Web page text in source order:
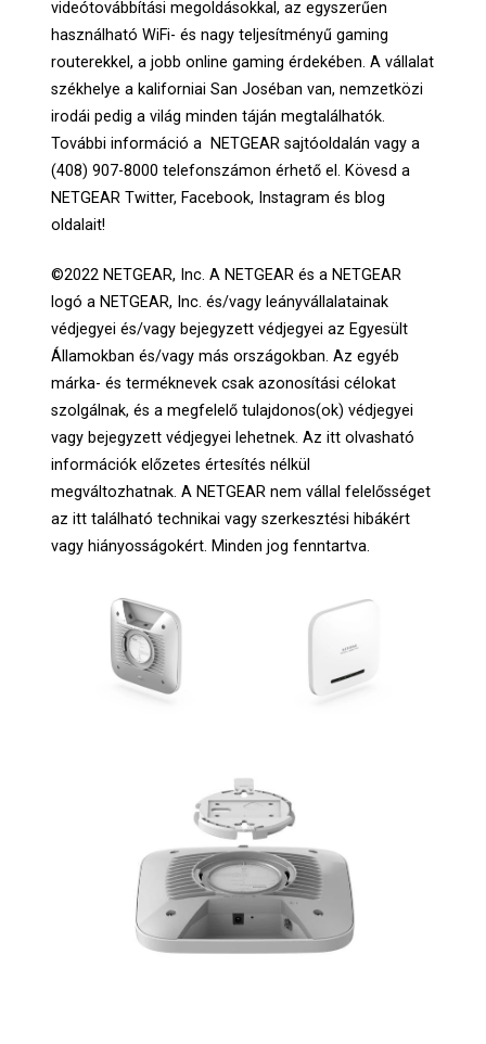
videótovábbítási megoldásokkal, az egyszerűen
használható WiFi- és nagy teljesítményű gaming
routerekkel, a jobb online gaming érdekében. A vállalat
székhelye a kaliforniai San Joséban van, nemzetközi
irodái pedig a világ minden táján megtalálhatók.
További információ a NETGEAR sajtóoldalán vagy a
(408) 907-8000 telefonszámon érhető el. Kövesd a
NETGEAR Twitter, Facebook, Instagram és blog
oldalait!
©2022 NETGEAR, Inc. A NETGEAR és a NETGEAR
logó a NETGEAR, Inc. és/vagy leányvállalatainak
védjegyei és/vagy bejegyzett védjegyei az Egyesült
Államokban és/vagy más országokban. Az egyéb
márka- és terméknevek csak azonosítási célokat
szolgálnak, és a megfelelő tulajdonos(ok) védjegyei
vagy bejegyzett védjegyei lehetnek. Az itt olvasható
információk előzetes értesítés nélkül
megváltozhatnak. A NETGEAR nem vállal felelősséget
az itt található technikai vagy szerkesztési hibákért
vagy hiányosságokért. Minden jog fenntartva.